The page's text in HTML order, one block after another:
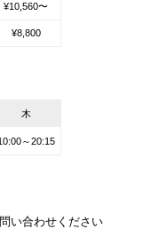
¥10,560〜
¥8,800
木
～20:15
い合わせください